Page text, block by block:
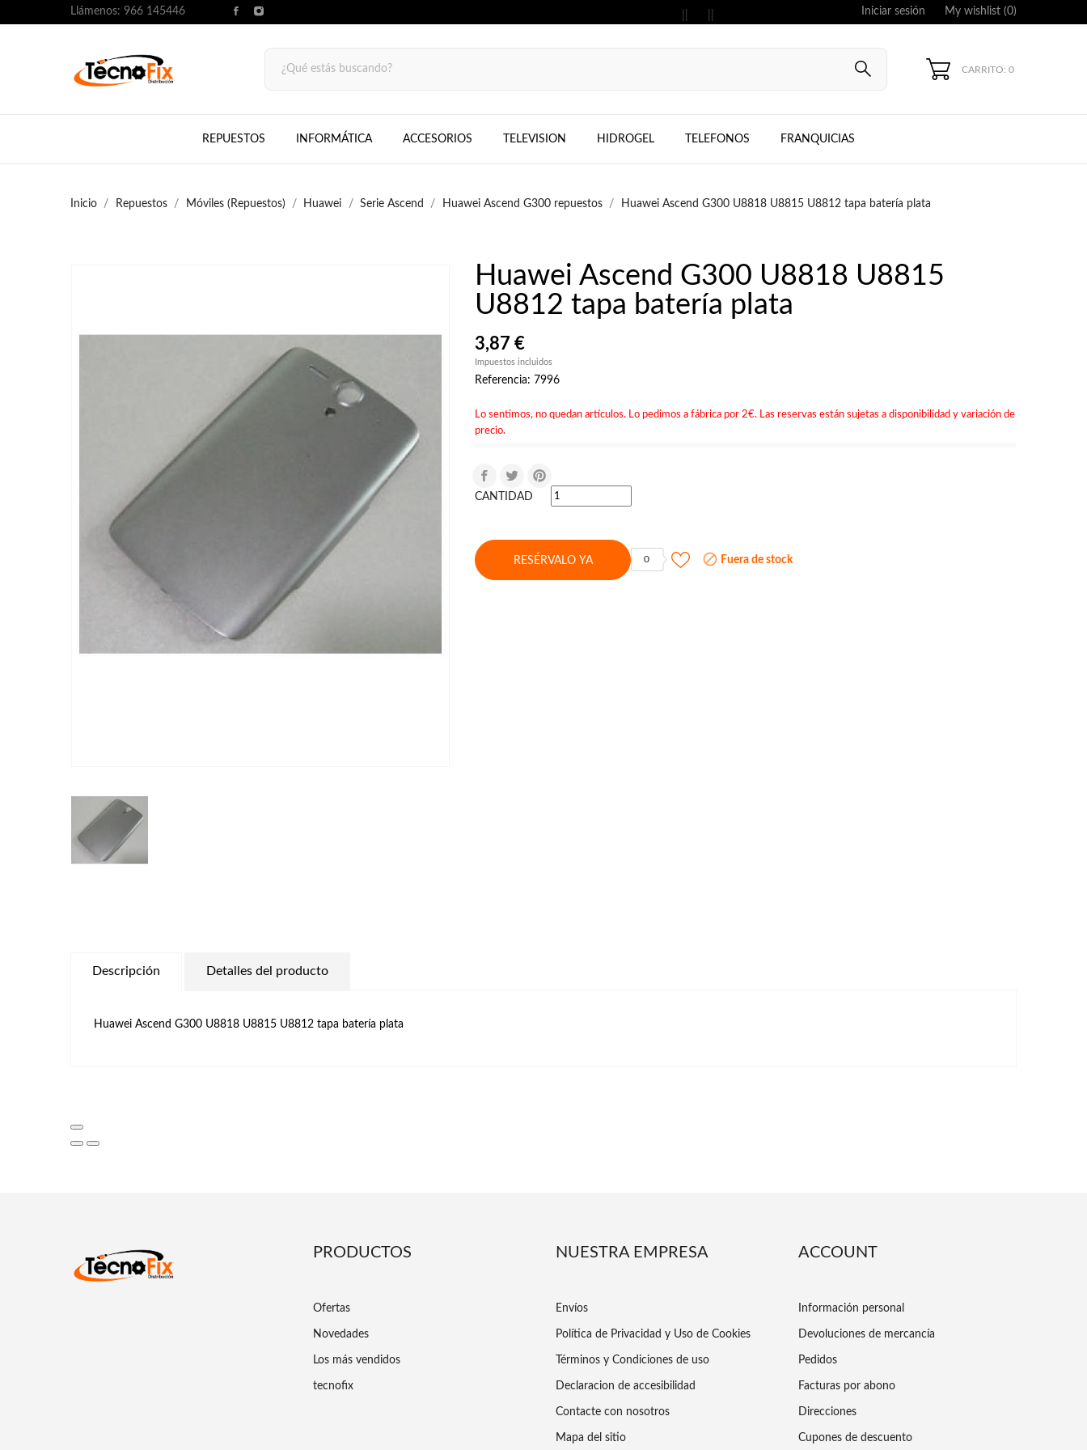
Llámenos: 966 145446 Iniciar sesión My wishlist (0)
CARRITO: 0
REPUESTOS INFORMÁTICA ACCESORIOS TELEVISION HIDROGEL TELEFONOS FRANQUICIAS
Inicio Repuestos Móviles (Repuestos) Huawei Serie Ascend Huawei Ascend G300 repuestos Huawei Ascend G300 U8818 U8815 U8812 tapa batería plata
Huawei Ascend G300 U8818 U8815
U8812 tapa batería plata
3,87 €
Impuestos incluidos
Referencia: 7996
Lo sentimos, no quedan artículos. Lo pedimos a fábrica por 2€. Las reservas están sujetas a disponibilidad y variación de
precio.
CANTIDAD
RESÉRVALO YA 0  Fuera de stock
Descripción Detalles del producto
Huawei Ascend G300 U8818 U8815 U8812 tapa batería plata
PRODUCTOS
Ofertas
Novedades
Los más vendidos
tecnofix
NUESTRA EMPRESA
Envíos
Política de Privacidad y Uso de Cookies
Términos y Condiciones de uso
Declaracion de accesibilidad
Contacte con nosotros
Mapa del sitio
ACCOUNT
Información personal
Devoluciones de mercancía
Pedidos
Facturas por abono
Direcciones
Cupones de descuento